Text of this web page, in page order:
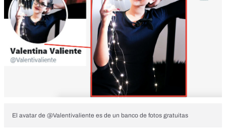
El avatar de @Valentivaliente es de un banco de fotos gratuitas